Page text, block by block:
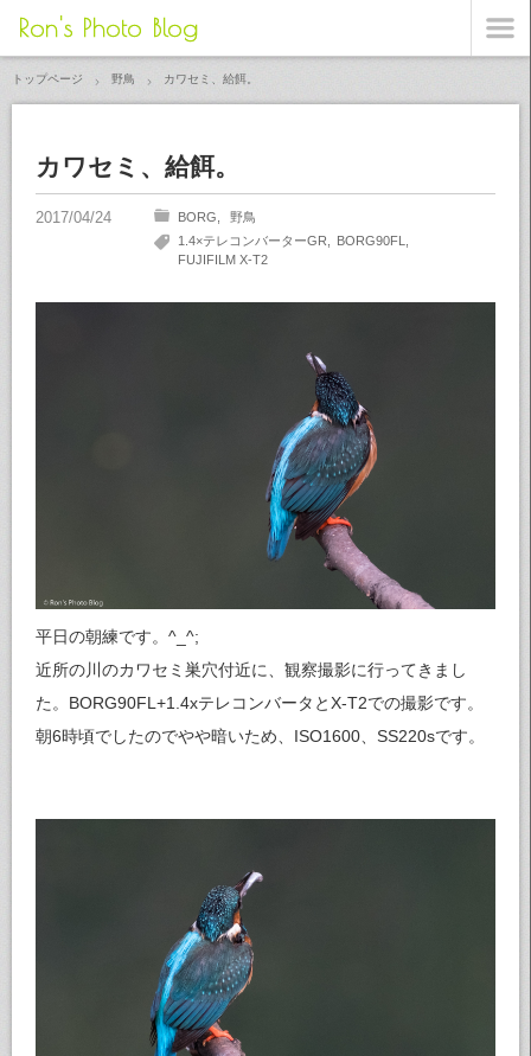
Ron's Photo Blog
トップページ 野鳥 カワセミ、給餌。
カワセミ、給餌。
BORG
野鳥
1.4×テレコンバーターGR
BORG90FL
FUJIFILM X-T2
平日の朝練です。^_^;
近所の川のカワセミ巣穴付近に、観察撮影に行ってきまし
た。BORG90FL+1.4xテレコンバータとX-T2での撮影です。
朝6時頃でしたのでやや暗いため、ISO1600、SS220sです。